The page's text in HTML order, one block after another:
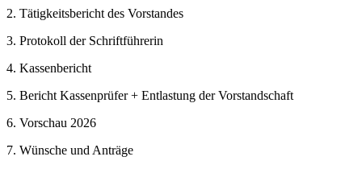
2. Tätigkeitsbericht des Vorstandes
3. Protokoll der Schriftführerin
4. Kassenbericht
5. Bericht Kassenprüfer + Entlastung der Vorstandschaft
6. Vorschau 2026
7. Wünsche und Anträge